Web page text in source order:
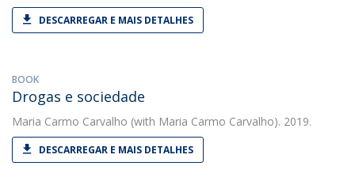
DESCARREGAR E MAIS DETALHES
BOOK
Drogas e sociedade
Maria Carmo Carvalho (with Maria Carmo Carvalho). 2019.
DESCARREGAR E MAIS DETALHES